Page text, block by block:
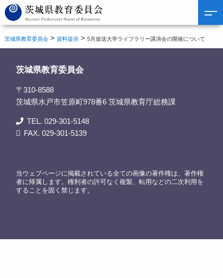
茨城県教育委員会 > 資料提供 >5月放送大学ライブラリー講演会の開催について
茨城県教育委員会
〒310-8588
茨城県水戸市笠原町978番6 茨城県教育庁総務課
TEL. 029-301-5148
FAX. 029-301-5139
当ウェブページに掲載されている全ての画像の著作権は、著作権
者に帰属します。権利者の許可なく複製、転用などの二次利用を
することを固く禁じます。